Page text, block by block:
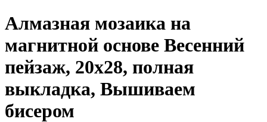
Алмазная мозаика на
магнитной основе Весенний
пейзаж, 20x28, полная
выкладка, Вышиваем
бисером